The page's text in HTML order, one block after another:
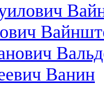
Ванин